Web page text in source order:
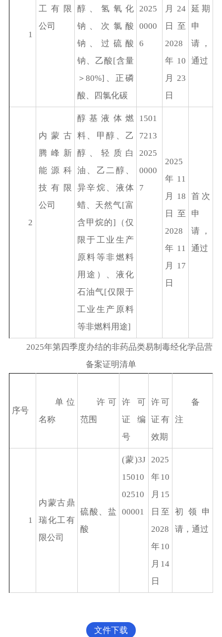
1
工有限
公司
醇、氢氧化
钠、次氯酸
钠、过硫酸
钠、乙酸[含量
＞80%]、正磷
酸、四氯化碳
2025
0000
6
月24
日至
2028
年10
月23
日
延期
申
请，
通过
2
内蒙古
腾峰新
能源科
技有限
公司
醇基液体燃
料、甲醇、乙
醇、轻质白
油、乙二醇、
异辛烷、液体
蜡、天然气[富
含甲烷的]（仅
限于工业生产
原料等非燃料
用途）、液化
石油气[仅限于
工业生产原料
等非燃料用途]
1501
7213
2025
0000
7
2025
年11
月18
日至
2028
年11
月17
日
首次
申
请，
通过
2025年第四季度办结的非药品类易制毒经化学品营
备案证明清单
序号
单位
名称
许可
范围
许可
证编
号
许可
证有
效期
备
注
1
内蒙古鼎
瑞化工有
限公司
硫酸、盐
酸
(蒙)3J
15010
02510
00001
2025
年10
月15
日至
2028
年10
月14
日
初领申
请，通过
文件下载